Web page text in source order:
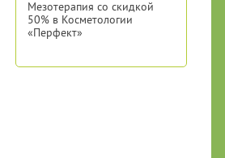
Мезотерапия со скидкой
50% в Косметологии
«Перфект»